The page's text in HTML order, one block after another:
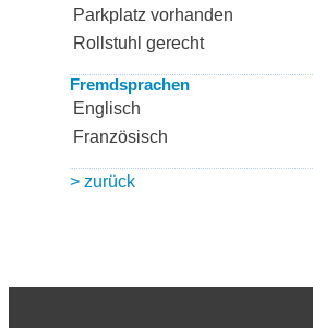
Parkplatz vorhanden
Rollstuhl gerecht
Fremdsprachen
Englisch
Französisch
> zurück